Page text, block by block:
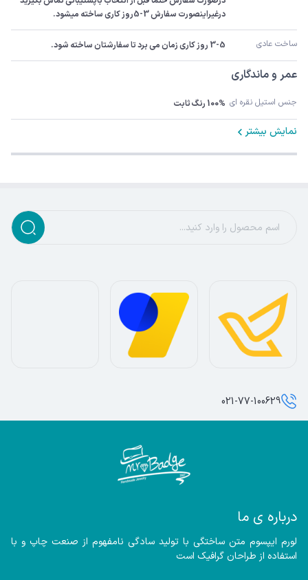
درغیراینصورت سفارش 3-5روز کاری ساخته میشود.
ساخت عادی 3-5 روز کاری زمان می برد تا سفارشتان ساخته شود.
عمر و ماندگاری
جنس استیل نقره ای 100% رنگ ثابت
نمایش بیشتر
درباره ی ما
استفاده از طراحان گرافیک است
021-77-100629